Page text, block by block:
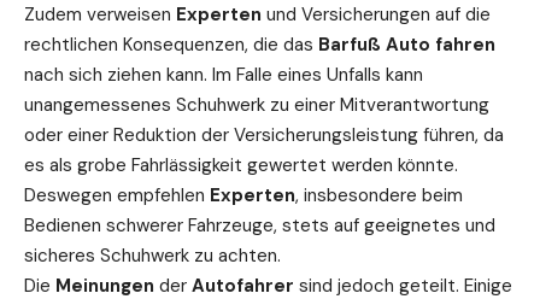
Zudem verweisen Experten und Versicherungen auf die
rechtlichen Konsequenzen, die das Barfuß Auto fahren
nach sich ziehen kann. Im Falle eines Unfalls kann
unangemessenes Schuhwerk zu einer Mitverantwortung
oder einer Reduktion der Versicherungsleistung führen, da
es als grobe Fahrlässigkeit gewertet werden könnte.
Deswegen empfehlen Experten, insbesondere beim
Bedienen schwerer Fahrzeuge, stets auf geeignetes und
sicheres Schuhwerk zu achten.
Die Meinungen der Autofahrer sind jedoch geteilt. Einige